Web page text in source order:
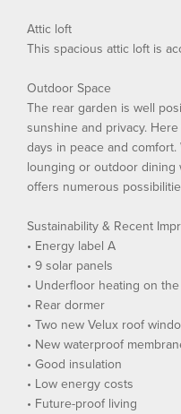
Attic loft
This spacious attic loft is
Outdoor Space
The rear garden is well
sunshine and privacy.
days in peace and
lounging or outdoor dining
offers numerous
Sustainability & Recent
• Energy label A
• 9 solar panels
• Underfloor heating on
• Rear dormer
• Two new Velux roof
• New waterproof
• Good insulation
• Low energy costs
• Future-proof living